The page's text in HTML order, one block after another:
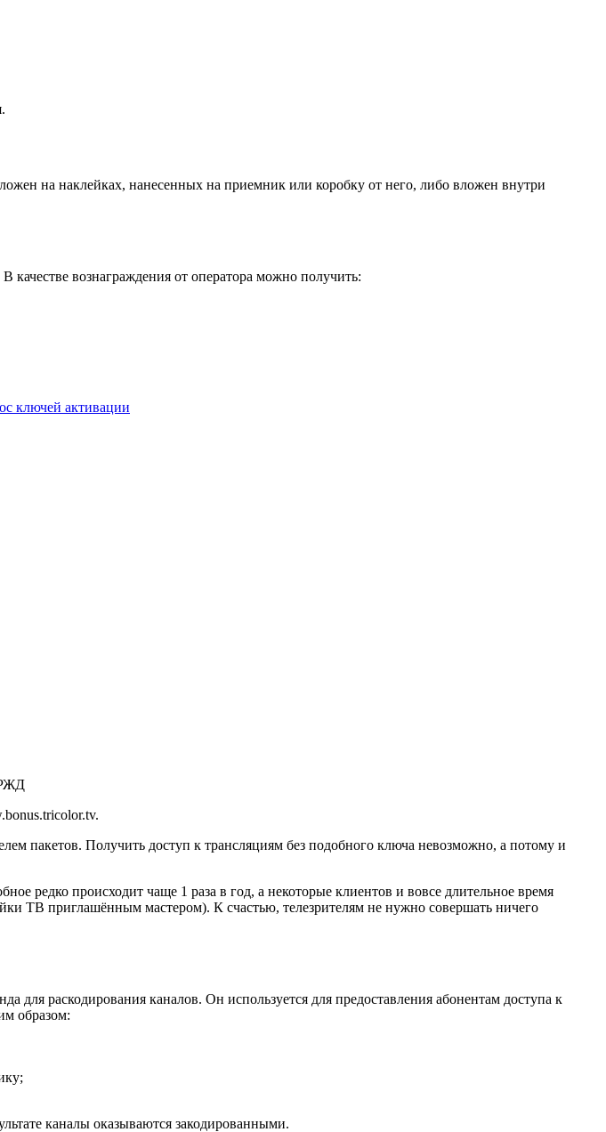
на наклейках, нанесенных на приемник или коробку от него, либо вложен внутри
качестве вознаграждения от оператора можно получить:
ключей активации
пакетов. Получить доступ к трансляциям без подобного ключа невозможно, а потому и
редко происходит чаще 1 раза в год, а некоторые клиентов и вовсе длительное время
ТВ приглашённым мастером). К счастью, телезрителям не нужно совершать ничего
для раскодирования каналов. Он используется для предоставления абонентам доступа к
образом:
каналы оказываются закодированными.